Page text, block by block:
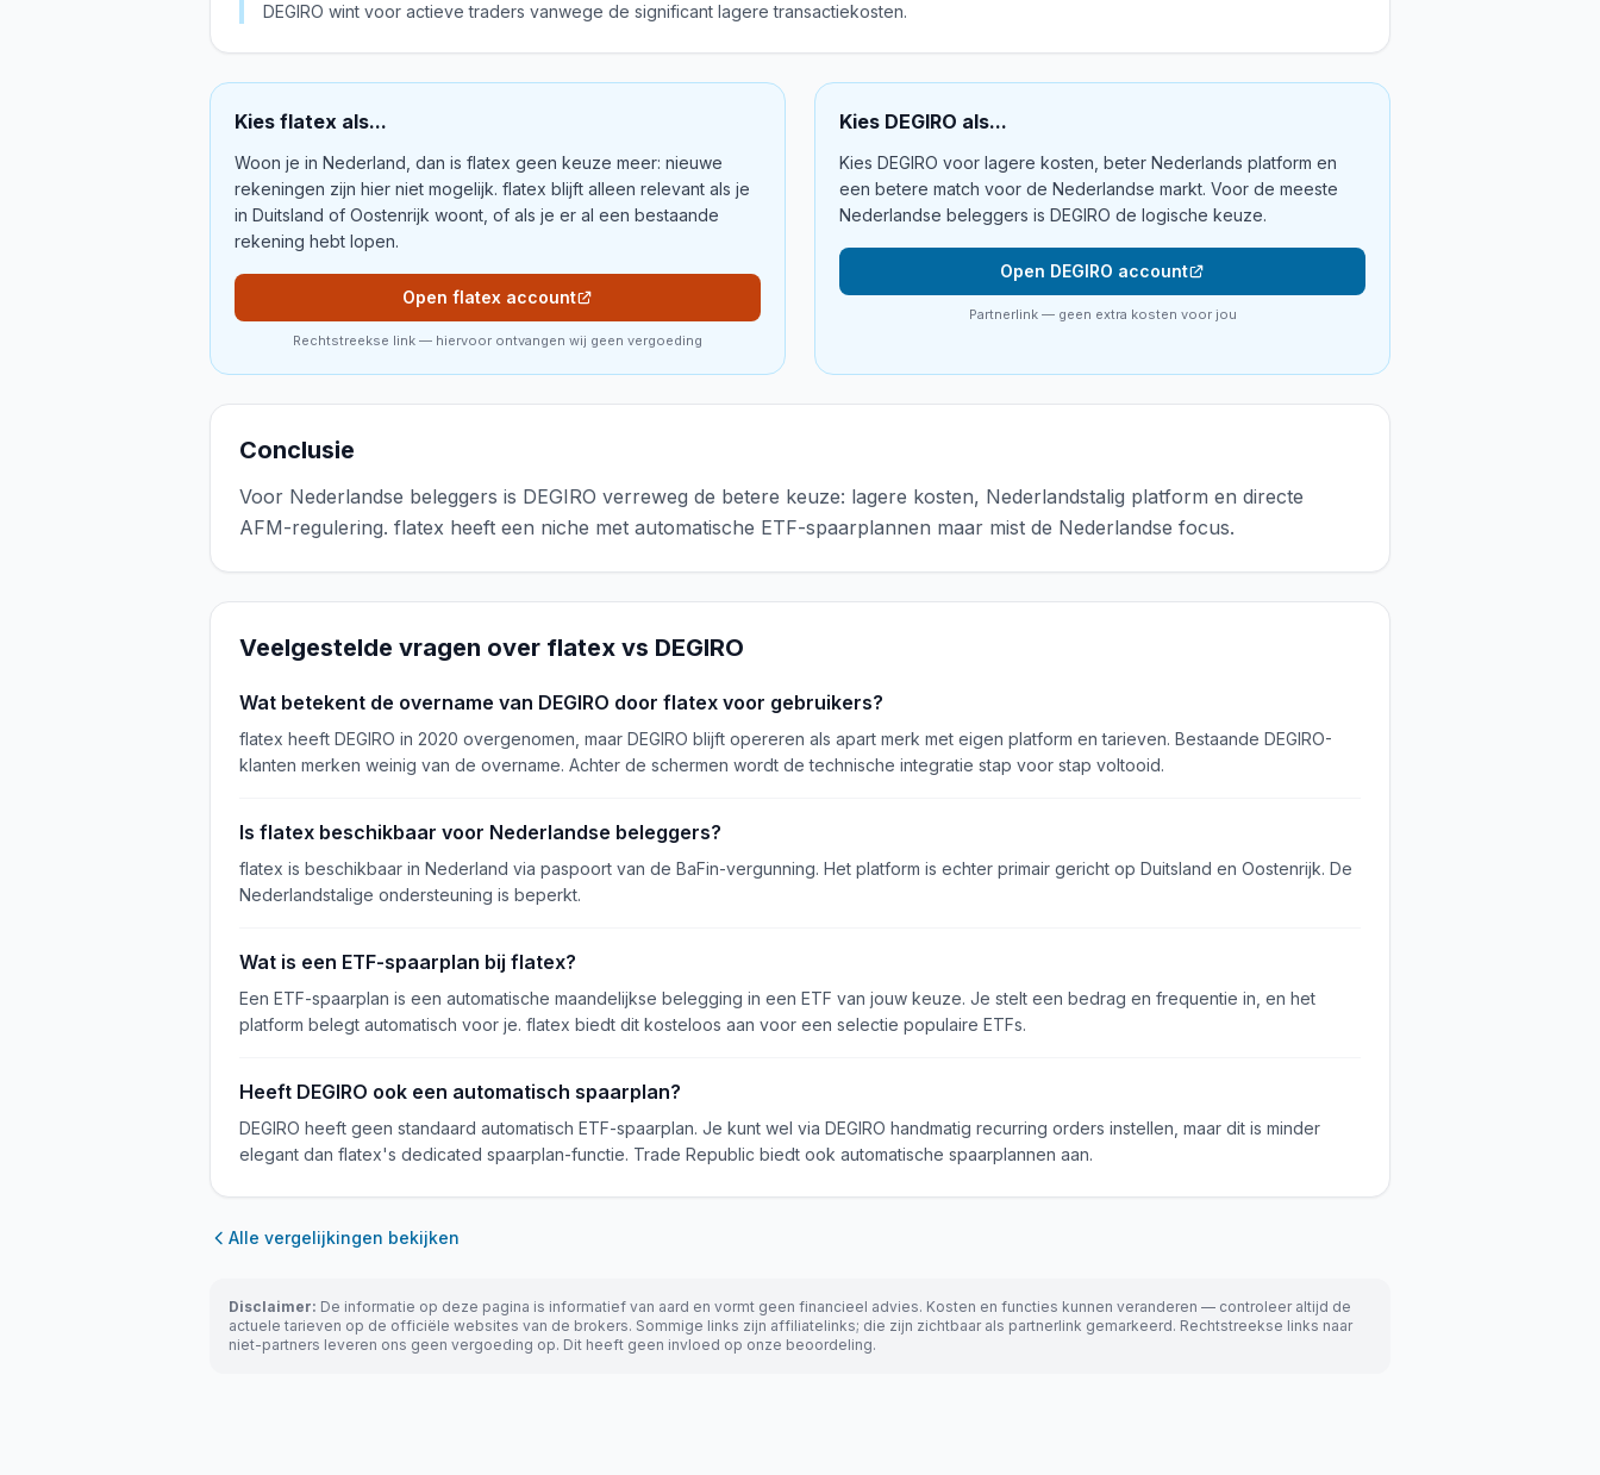
DEGIRO wint voor actieve traders vanwege de significant lagere transactiekosten.
Kies flatex als...
Woon je in Nederland, dan is flatex geen keuze meer: nieuwe
rekeningen zijn hier niet mogelijk. flatex blijft alleen relevant als je
in Duitsland of Oostenrijk woont, of als je er al een bestaande
rekening hebt lopen.
Open flatex account
Rechtstreekse link — hiervoor ontvangen wij geen vergoeding
Kies DEGIRO als...
Kies DEGIRO voor lagere kosten, beter Nederlands platform en
een betere match voor de Nederlandse markt. Voor de meeste
Nederlandse beleggers is DEGIRO de logische keuze.
Open DEGIRO account
Partnerlink — geen extra kosten voor jou
Conclusie
Voor Nederlandse beleggers is DEGIRO verreweg de betere keuze: lagere kosten, Nederlandstalig platform en directe
AFM-regulering. flatex heeft een niche met automatische ETF-spaarplannen maar mist de Nederlandse focus.
Veelgestelde vragen over flatex vs DEGIRO
Wat betekent de overname van DEGIRO door flatex voor gebruikers?
flatex heeft DEGIRO in 2020 overgenomen, maar DEGIRO blijft opereren als apart merk met eigen platform en tarieven. Bestaande DEGIRO-
klanten merken weinig van de overname. Achter de schermen wordt de technische integratie stap voor stap voltooid.
Is flatex beschikbaar voor Nederlandse beleggers?
flatex is beschikbaar in Nederland via paspoort van de BaFin-vergunning. Het platform is echter primair gericht op Duitsland en Oostenrijk. De
Nederlandstalige ondersteuning is beperkt.
Wat is een ETF-spaarplan bij flatex?
Een ETF-spaarplan is een automatische maandelijkse belegging in een ETF van jouw keuze. Je stelt een bedrag en frequentie in, en het
platform belegt automatisch voor je. flatex biedt dit kosteloos aan voor een selectie populaire ETFs.
Heeft DEGIRO ook een automatisch spaarplan?
DEGIRO heeft geen standaard automatisch ETF-spaarplan. Je kunt wel via DEGIRO handmatig recurring orders instellen, maar dit is minder
elegant dan flatex's dedicated spaarplan-functie. Trade Republic biedt ook automatische spaarplannen aan.
Alle vergelijkingen bekijken
Disclaimer: De informatie op deze pagina is informatief van aard en vormt geen financieel advies. Kosten en functies kunnen veranderen — controleer altijd de
actuele tarieven op de officiële websites van de brokers. Sommige links zijn affiliatelinks; die zijn zichtbaar als partnerlink gemarkeerd. Rechtstreekse links naar
niet-partners leveren ons geen vergoeding op. Dit heeft geen invloed op onze beoordeling.